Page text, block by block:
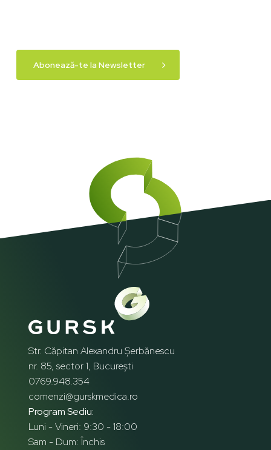
Abonează-te la Newsletter
Str. Căpitan Alexandru Șerbănescu
nr. 85, sector 1, București
0769.948.354
comenzi@gurskmedica.ro
Program Sediu:
Luni - Vineri: 9:30 - 18:00
Sam - Dum: Închis